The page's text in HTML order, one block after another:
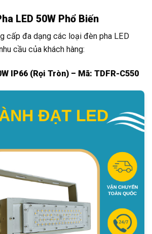
LED 50W Phổ Biến
cấp đa dạng các loại đèn pha LED
cầu của khách hàng:
IP66 (Rọi Tròn) – Mã: TDFR-C550